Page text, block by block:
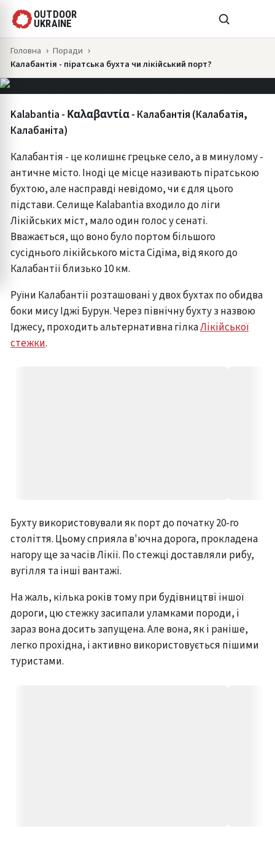
OUTDOOR
UKRAINE
Головна
Поради
Калабантія - піратська бухта чи лікійський порт?
КАЛАБАНТІЯ - ПІРАТСЬКА БУХТА
ЧИ ЛІКІЙСЬКИЙ ПОРТ?
Kalabantia - Καλαβαντία - Калабантія (Калабатія,
Калабаніта)
Калабантія - це колишнє грецьке село, а в минулому -
античне місто. Іноді це місце називають піратською
бухтою, але насправді невідомо, чи є для цього
підстави. Селище Kalabantia входило до ліги
Лікійських міст, мало один голос у сенаті.
Вважається, що воно було портом більшого
сусіднього лікійського міста Сідіма, від якого до
Калабантії близько 10 км.
Руїни Калабантії розташовані у двох бухтах по обидва
боки мису Іджі Бурун. Через північну бухту з назвою
Іджесу, проходить альтернативна гілкаЛікійської
стежки.
Бухту використовували як порт до початку 20-го
століття. Цьому сприяла в'ючна дорога, прокладена
нагору ще за часів Лікії. По стежці доставляли рибу,
вугілля та інші вантажі.
На жаль, кілька років тому при будівництві іншої
дороги, цю стежку засипали уламками породи, і
зараз вона досить запущена. Але вона, як і раніше,
легко прохідна, і активно використовується пішими
туристами.